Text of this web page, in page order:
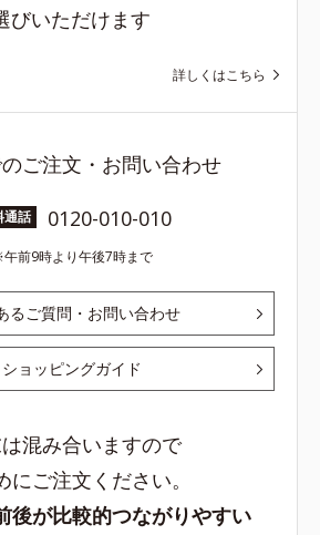
びいただけます
詳しくはこちら
ご注文・お問い合わせ
通話 0120-010-010
午前9時より午後7時まで
るご質問・お問い合わせ
ショッピングガイド
混み合いますので
にご注文ください。
後が比較的つながりやすい